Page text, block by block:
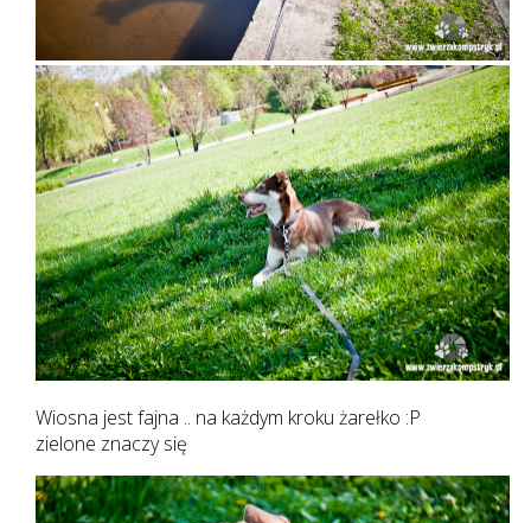
Wiosna jest fajna .. na każdym kroku żarełko :P
zielone znaczy się